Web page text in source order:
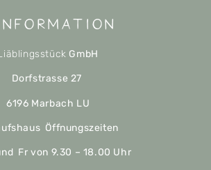
GmbH
Dorfstrasse 27
6196 Marbach LU
Öffnungszeiten
Fr von 9.30 – 18.00 Uhr